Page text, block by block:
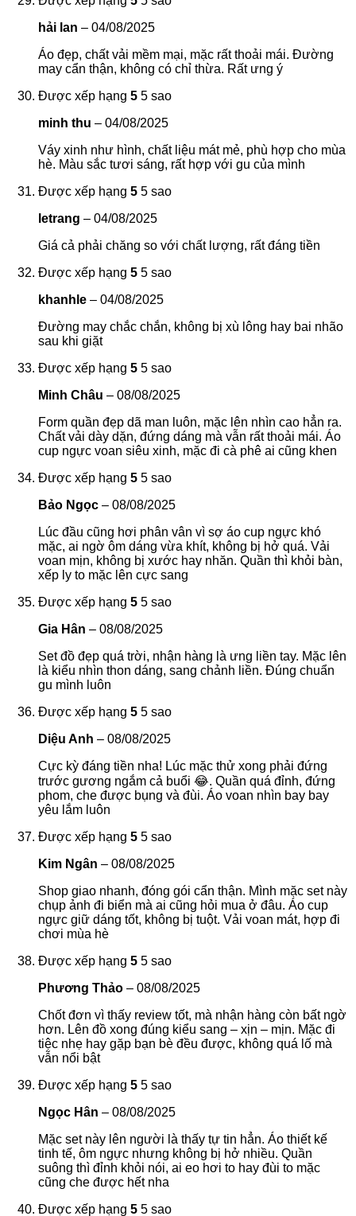
hải lan – 04/08/2025
Áo đẹp, chất vải mềm mại, mặc rất thoải mái. Đường
may cẩn thận, không có chỉ thừa. Rất ưng ý
Được xếp hạng 5 5 sao
minh thu – 04/08/2025
Váy xinh như hình, chất liệu mát mẻ, phù hợp cho mùa
hè. Màu sắc tươi sáng, rất hợp với gu của mình
Được xếp hạng 5 5 sao
letrang – 04/08/2025
Giá cả phải chăng so với chất lượng, rất đáng tiền
Được xếp hạng 5 5 sao
khanhle – 04/08/2025
Đường may chắc chắn, không bị xù lông hay bai nhão
sau khi giặt
Được xếp hạng 5 5 sao
Minh Châu – 08/08/2025
Form quần đẹp dã man luôn, mặc lên nhìn cao hẳn ra.
Chất vải dày dặn, đứng dáng mà vẫn rất thoải mái. Áo
cup ngực voan siêu xinh, mặc đi cà phê ai cũng khen
Được xếp hạng 5 5 sao
Bảo Ngọc – 08/08/2025
Lúc đầu cũng hơi phân vân vì sợ áo cup ngực khó
mặc, ai ngờ ôm dáng vừa khít, không bị hở quá. Vải
voan mịn, không bị xước hay nhăn. Quần thì khỏi bàn,
xếp ly to mặc lên cực sang
Được xếp hạng 5 5 sao
Gia Hân – 08/08/2025
Set đồ đẹp quá trời, nhận hàng là ưng liền tay. Mặc lên
là kiểu nhìn thon dáng, sang chảnh liền. Đúng chuẩn
gu mình luôn
Được xếp hạng 5 5 sao
Diệu Anh – 08/08/2025
Cực kỳ đáng tiền nha! Lúc mặc thử xong phải đứng
trước gương ngắm cả buổi 😂. Quần quá đỉnh, đứng
phom, che được bụng và đùi. Áo voan nhìn bay bay
yêu lắm luôn
Được xếp hạng 5 5 sao
Kim Ngân – 08/08/2025
Shop giao nhanh, đóng gói cẩn thận. Mình mặc set này
chụp ảnh đi biển mà ai cũng hỏi mua ở đâu. Áo cup
ngực giữ dáng tốt, không bị tuột. Vải voan mát, hợp đi
chơi mùa hè
Được xếp hạng 5 5 sao
Phương Thảo – 08/08/2025
Chốt đơn vì thấy review tốt, mà nhận hàng còn bất ngờ
hơn. Lên đồ xong đúng kiểu sang – xịn – mịn. Mặc đi
tiệc nhẹ hay gặp bạn bè đều được, không quá lố mà
vẫn nổi bật
Được xếp hạng 5 5 sao
Ngọc Hân – 08/08/2025
Mặc set này lên người là thấy tự tin hẳn. Áo thiết kế
tinh tế, ôm ngực nhưng không bị hở nhiều. Quần
suông thì đỉnh khỏi nói, ai eo hơi to hay đùi to mặc
cũng che được hết nha
Được xếp hạng 5 5 sao